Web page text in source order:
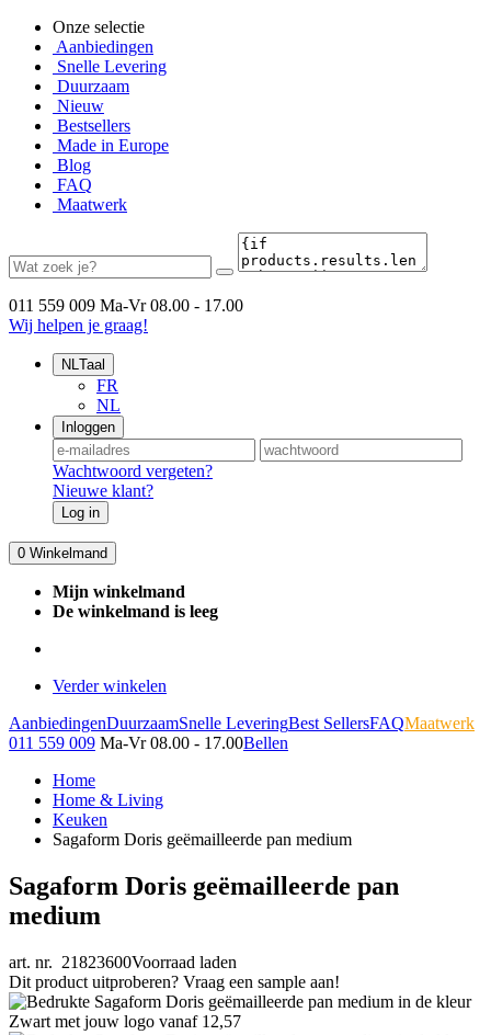
Onze selectie
Aanbiedingen
Snelle Levering
Duurzaam
Nieuw
Bestsellers
Made in Europe
Blog
FAQ
Maatwerk
011 559 009 Ma-Vr 08.00 - 17.00
Wij helpen je graag!
NLTaal
FR
NL
Inloggen
Wachtwoord vergeten?
Nieuwe klant?
Log in
0 Winkelmand
Mijn winkelmand
De winkelmand is leeg
Verder winkelen
AanbiedingenDuurzaamSnelle LeveringBest SellersFAQMaatwerk
011 559 009 Ma-Vr 08.00 - 17.00Bellen
Home
Home & Living
Keuken
Sagaform Doris geëmailleerde pan medium
Sagaform Doris geëmailleerde pan
medium
art. nr. 21823600Voorraad laden
Dit product uitproberen? Vraag een sample aan!